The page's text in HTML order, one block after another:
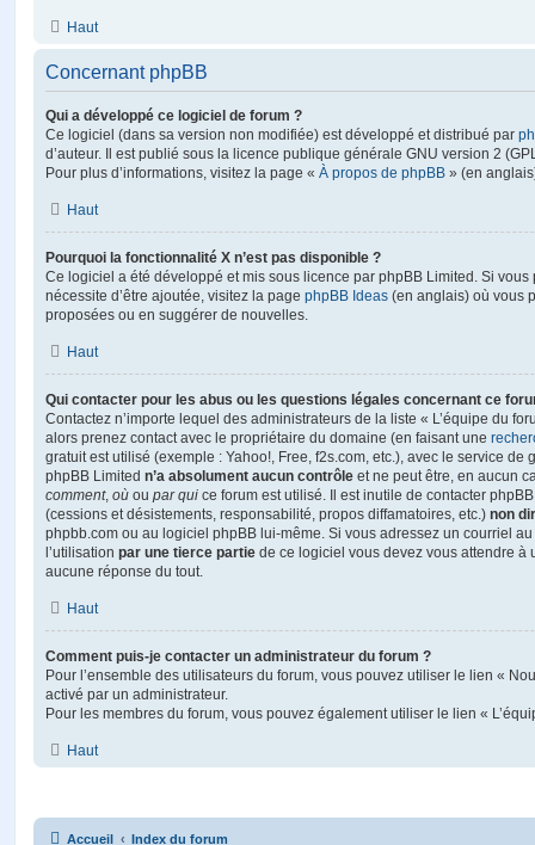
Haut
Concernant phpBB
Qui a développé ce logiciel de forum ?
Ce logiciel (dans sa version non modifiée) est développé et distribué par
d’auteur. Il est publié sous la licence publique générale GNU version 2
Pour plus d’informations, visitez la page « À propos de phpBB » (en
Haut
Pourquoi la fonctionnalité X n’est pas disponible ?
Ce logiciel a été développé et mis sous licence par phpBB Limited. Si vous
nécessite d’être ajoutée, visitez la page phpBB Ideas (en anglais) où vous
proposées ou en suggérer de nouvelles.
Haut
Qui contacter pour les abus ou les questions légales concernant ce
Contactez n’importe lequel des administrateurs de la liste « L’équipe du
alors prenez contact avec le propriétaire du domaine (en faisant une
gratuit est utilisé (exemple : Yahoo!, Free, f2s.com, etc.), avec le service de
phpBB Limited n’a absolument aucun contrôle et ne peut être, en aucun
comment, où ou par qui ce forum est utilisé. Il est inutile de contacter
(cessions et désistements, responsabilité, propos diffamatoires, etc.) non
phpbb.com ou au logiciel phpBB lui-même. Si vous adressez un courriel
l’utilisation par une tierce partie de ce logiciel vous devez vous attendre à
aucune réponse du tout.
Haut
Comment puis-je contacter un administrateur du forum ?
Pour l’ensemble des utilisateurs du forum, vous pouvez utiliser le lien «
activé par un administrateur.
Pour les membres du forum, vous pouvez également utiliser le lien «
Haut
Accueil Index du forum